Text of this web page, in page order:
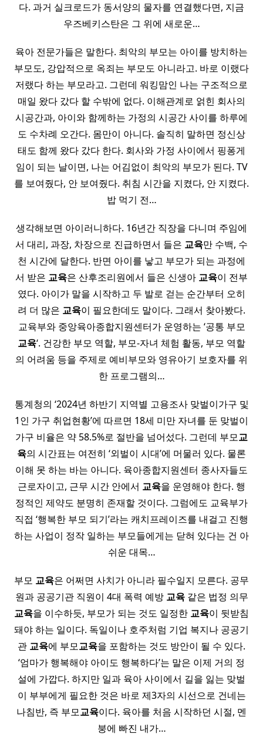
다. 과거 실크로드가 동서양의 물자를 연결했다면, 지금
우즈베키스탄은 그 위에 새로운…
육아 전문가들은 말한다. 최악의 부모는 아이를 방치하는
부모도, 강압적으로 옥죄는 부모도 아니라고. 바로 이랬다
저랬다 하는 부모라고. 그런데 워킹맘인 나는 구조적으로
매일 왔다 갔다 할 수밖에 없다. 이해관계로 얽힌 회사의
시공간과, 아이와 함께하는 가정의 시공간 사이를 하루에
도 수차례 오간다. 몸만이 아니다. 솔직히 말하면 정신상
태도 함께 왔다 갔다 한다. 회사와 가정 사이에서 핑퐁게
임이 되는 날이면, 나는 어김없이 최악의 부모가 된다. TV
를 보여줬다, 안 보여줬다. 취침 시간을 지켰다, 안 지켰다.
밥 먹기 전…
생각해보면 아이러니하다. 16년간 직장을 다니며 주임에
서 대리, 과장, 차장으로 진급하면서 들은 교육만 수백, 수
천 시간에 달한다. 반면 아이를 낳고 부모가 되는 과정에
서 받은 교육은 산후조리원에서 들은 신생아 교육이 전부
였다. 아이가 말을 시작하고 두 발로 걷는 순간부터 오히
려 더 많은 교육이 필요한데도 말이다. 그래서 찾아봤다.
교육부와 중앙육아종합지원센터가 운영하는 ‘공통 부모
교육‘. 건강한 부모 역할, 부모-자녀 체험 활동, 부모 역할
의 어려움 등을 주제로 예비부모와 영유아기 보호자를 위
한 프로그램의…
통계청의 ‘2024년 하반기 지역별 고용조사 맞벌이가구 및
1인 가구 취업현황’에 따르면 18세 미만 자녀를 둔 맞벌이
가구 비율은 약 58.5%로 절반을 넘어섰다. 그런데 부모교
육의 시간표는 여전히 ‘외벌이 시대’에 머물러 있다. 물론
이해 못 하는 바는 아니다. 육아종합지원센터 종사자들도
근로자이고, 근무 시간 안에서 교육을 운영해야 한다. 행
정적인 제약도 분명히 존재할 것이다. 그럼에도 교육부가
직접 ‘행복한 부모 되기’라는 캐치프레이즈를 내걸고 진행
하는 사업이 정작 일하는 부모들에게는 닫혀 있다는 건 아
쉬운 대목…
부모 교육은 어쩌면 사치가 아니라 필수일지 모른다. 공무
원과 공공기관 직원이 4대 폭력 예방 교육같은 법정 의무
교육을 이수하듯, 부모가 되는 것도 일정한 교육이 뒷받침
돼야 하는 일이다. 독일이나 호주처럼 기업 복지나 공공기
관 교육에 부모교육을 포함하는 것도 방안이 될 수 있다.
‘엄마가 행복해야 아이도 행복하다’는 말은 이제 거의 정
설에 가깝다. 하지만 일과 육아 사이에서 길을 잃는 맞벌
이 부부에게 필요한 것은 바로 제3자의 시선으로 건네는
나침반, 즉 부모교육이다. 육아를 처음 시작하던 시절, 멘
붕에 빠진 내가…